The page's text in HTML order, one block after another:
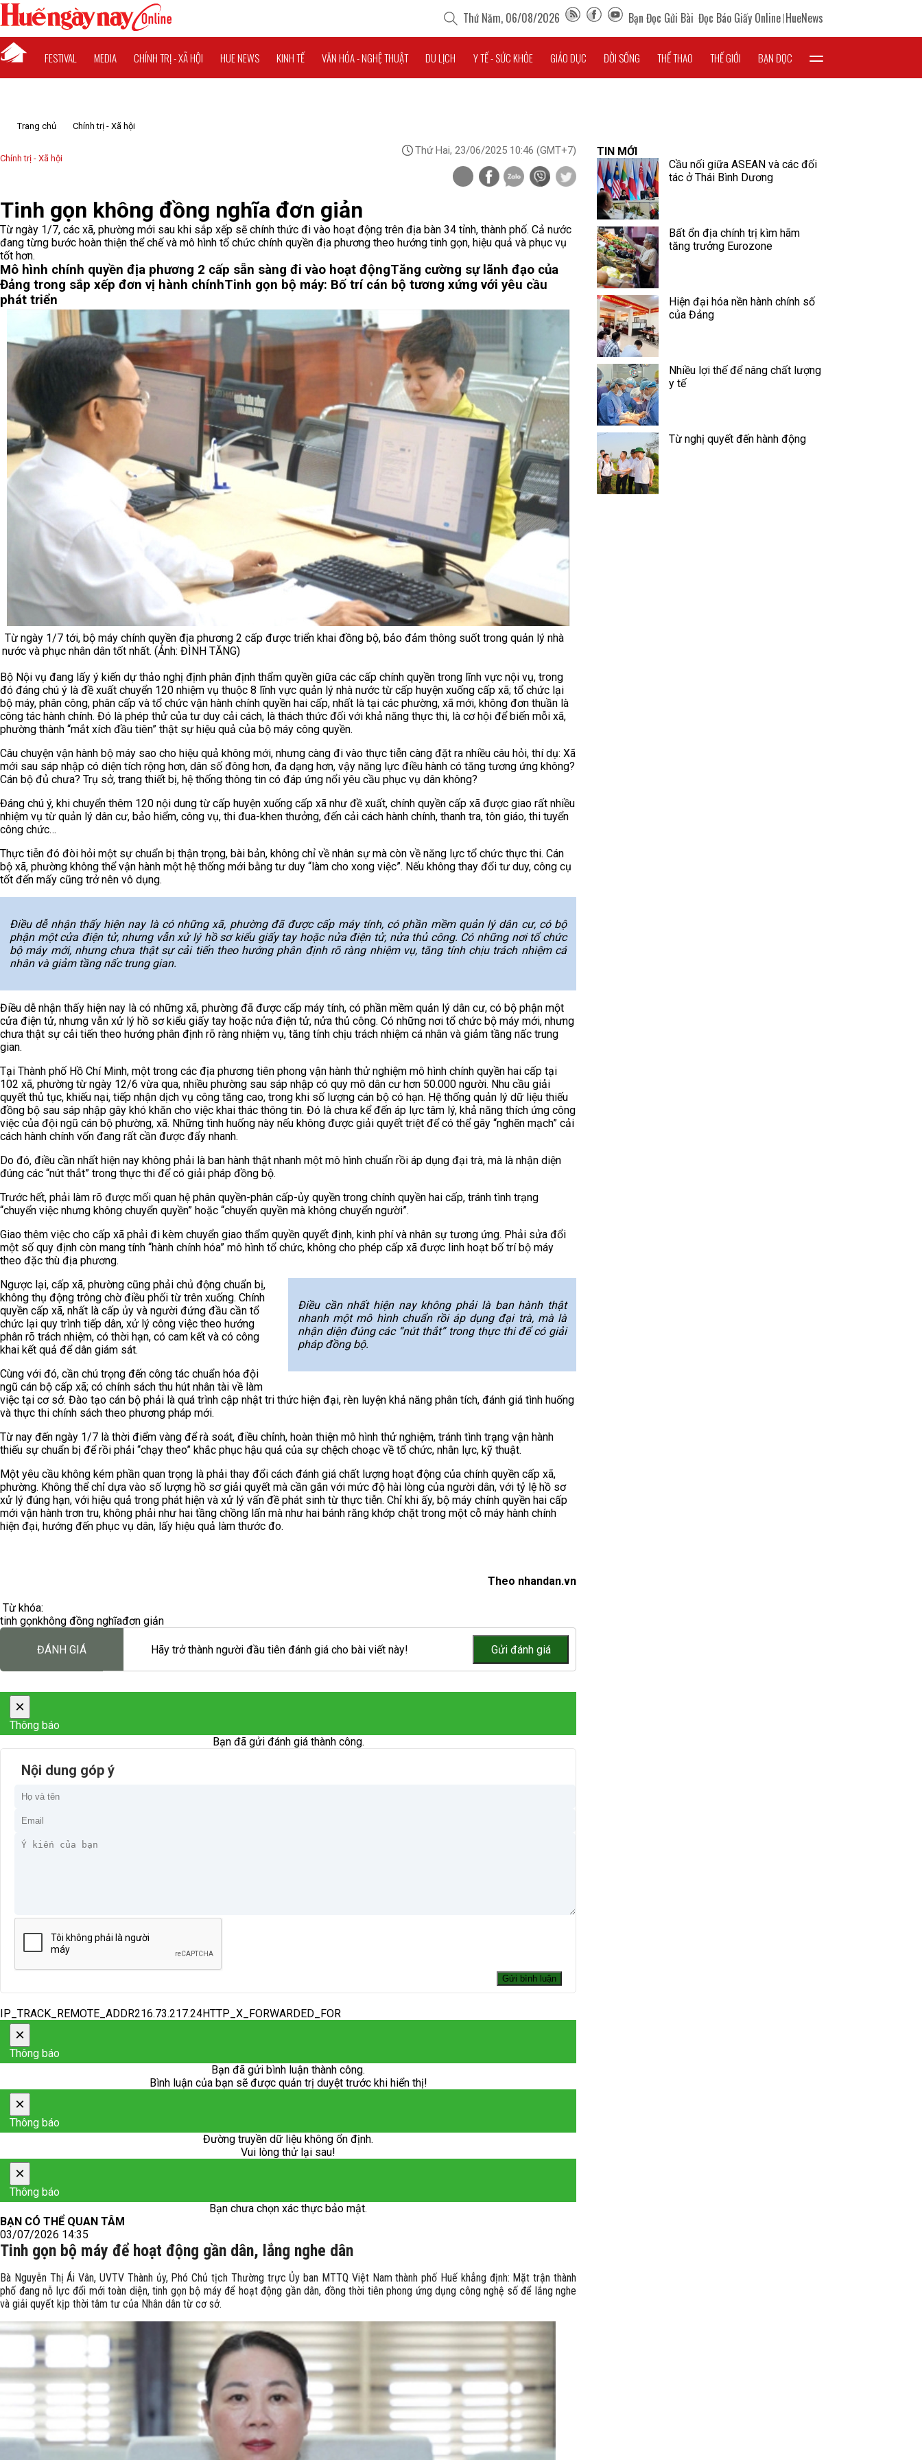
Thứ Năm, 06/08/2026 Bạn Đọc Gửi Bài Đọc Báo Giấy Online HueNews
FESTIVAL MEDIA CHÍNH TRỊ - XÃ HỘI HUE NEWS KINH TẾ VĂN HÓA - NGHỆ THUẬT DU LỊCH Y TẾ - SỨC KHỎE GIÁO DỤC ĐỜI SỐNG THỂ THAO THẾ GIỚI BẠN ĐỌC
Trang chủ Chính trị - Xã hội
Chính trị - Xã hội
Thứ Hai, 23/06/2025 10:46 (GMT+7)
Tinh gọn không đồng nghĩa đơn giản
Từ ngày 1/7, các xã, phường mới sau khi sắp xếp sẽ chính thức đi vào hoạt động trên địa bàn 34 tỉnh, thành phố. Cả nước
đang từng bước hoàn thiện thể chế và mô hình tổ chức chính quyền địa phương theo hướng tinh gọn, hiệu quả và phục vụ
tốt hơn.
Mô hình chính quyền địa phương 2 cấp sẵn sàng đi vào hoạt độngTăng cường sự lãnh đạo của
Đảng trong sắp xếp đơn vị hành chínhTinh gọn bộ máy: Bố trí cán bộ tương xứng với yêu cầu
phát triển
Từ ngày 1/7 tới, bộ máy chính quyền địa phương 2 cấp được triển khai đồng bộ, bảo đảm thông suốt trong quản lý nhà
nước và phục nhân dân tốt nhất. (Ảnh: ĐÌNH TĂNG)
Bộ Nội vụ đang lấy ý kiến dự thảo nghị định phân định thẩm quyền giữa các cấp chính quyền trong lĩnh vực nội vụ, trong
đó đáng chú ý là đề xuất chuyển 120 nhiệm vụ thuộc 8 lĩnh vực quản lý nhà nước từ cấp huyện xuống cấp xã; tổ chức lại
bộ máy, phân công, phân cấp và tổ chức vận hành chính quyền hai cấp, nhất là tại các phường, xã mới, không đơn thuần là
công tác hành chính. Đó là phép thử của tư duy cải cách, là thách thức đối với khả năng thực thi, là cơ hội để biến mỗi xã,
phường thành “mắt xích đầu tiên” thật sự hiệu quả của bộ máy công quyền.
Câu chuyện vận hành bộ máy sao cho hiệu quả không mới, nhưng càng đi vào thực tiễn càng đặt ra nhiều câu hỏi, thí dụ: Xã
mới sau sáp nhập có diện tích rộng hơn, dân số đông hơn, đa dạng hơn, vậy năng lực điều hành có tăng tương ứng không?
Cán bộ đủ chưa? Trụ sở, trang thiết bị, hệ thống thông tin có đáp ứng nổi yêu cầu phục vụ dân không?
Đáng chú ý, khi chuyển thêm 120 nội dung từ cấp huyện xuống cấp xã như đề xuất, chính quyền cấp xã được giao rất nhiều
nhiệm vụ từ quản lý dân cư, bảo hiểm, công vụ, thi đua-khen thưởng, đến cải cách hành chính, thanh tra, tôn giáo, thi tuyển
công chức…
Thực tiễn đó đòi hỏi một sự chuẩn bị thận trọng, bài bản, không chỉ về nhân sự mà còn về năng lực tổ chức thực thi. Cán
bộ xã, phường không thể vận hành một hệ thống mới bằng tư duy “làm cho xong việc”. Nếu không thay đổi tư duy, công cụ
tốt đến mấy cũng trở nên vô dụng.
Điều dễ nhận thấy hiện nay là có những xã, phường đã được cấp máy tính, có phần mềm quản lý dân cư, có bộ
phận một cửa điện tử, nhưng vẫn xử lý hồ sơ kiểu giấy tay hoặc nửa điện tử, nửa thủ công. Có những nơi tổ chức
bộ máy mới, nhưng chưa thật sự cải tiến theo hướng phân định rõ ràng nhiệm vụ, tăng tính chịu trách nhiệm cá
nhân và giảm tầng nấc trung gian.
Điều dễ nhận thấy hiện nay là có những xã, phường đã được cấp máy tính, có phần mềm quản lý dân cư, có bộ phận một
cửa điện tử, nhưng vẫn xử lý hồ sơ kiểu giấy tay hoặc nửa điện tử, nửa thủ công. Có những nơi tổ chức bộ máy mới, nhưng
chưa thật sự cải tiến theo hướng phân định rõ ràng nhiệm vụ, tăng tính chịu trách nhiệm cá nhân và giảm tầng nấc trung
gian.
Tại Thành phố Hồ Chí Minh, một trong các địa phương tiên phong vận hành thử nghiệm mô hình chính quyền hai cấp tại
102 xã, phường từ ngày 12/6 vừa qua, nhiều phường sau sáp nhập có quy mô dân cư hơn 50.000 người. Nhu cầu giải
quyết thủ tục, khiếu nại, tiếp nhận dịch vụ công tăng cao, trong khi số lượng cán bộ có hạn. Hệ thống quản lý dữ liệu thiếu
đồng bộ sau sáp nhập gây khó khăn cho việc khai thác thông tin. Đó là chưa kể đến áp lực tâm lý, khả năng thích ứng công
việc của đội ngũ cán bộ phường, xã. Những tình huống này nếu không được giải quyết triệt để có thể gây “nghẽn mạch” cải
cách hành chính vốn đang rất cần được đẩy nhanh.
Do đó, điều cần nhất hiện nay không phải là ban hành thật nhanh một mô hình chuẩn rồi áp dụng đại trà, mà là nhận diện
đúng các “nút thắt” trong thực thi để có giải pháp đồng bộ.
Trước hết, phải làm rõ được mối quan hệ phân quyền-phân cấp-ủy quyền trong chính quyền hai cấp, tránh tình trạng
“chuyển việc nhưng không chuyển quyền” hoặc “chuyển quyền mà không chuyển người”.
Giao thêm việc cho cấp xã phải đi kèm chuyển giao thẩm quyền quyết định, kinh phí và nhân sự tương ứng. Phải sửa đổi
một số quy định còn mang tính “hành chính hóa” mô hình tổ chức, không cho phép cấp xã được linh hoạt bố trí bộ máy
theo đặc thù địa phương.
Điều cần nhất hiện nay không phải là ban hành thật
nhanh một mô hình chuẩn rồi áp dụng đại trà, mà là
nhận diện đúng các “nút thắt” trong thực thi để có giải
pháp đồng bộ.
Ngược lại, cấp xã, phường cũng phải chủ động chuẩn bị,
không thụ động trông chờ điều phối từ trên xuống. Chính
quyền cấp xã, nhất là cấp ủy và người đứng đầu cần tổ
chức lại quy trình tiếp dân, xử lý công việc theo hướng
phân rõ trách nhiệm, có thời hạn, có cam kết và có công
khai kết quả để dân giám sát.
Cùng với đó, cần chú trọng đến công tác chuẩn hóa đội
ngũ cán bộ cấp xã; có chính sách thu hút nhân tài về làm
việc tại cơ sở. Đào tạo cán bộ phải là quá trình cập nhật tri thức hiện đại, rèn luyện khả năng phân tích, đánh giá tình huống
và thực thi chính sách theo phương pháp mới.
Từ nay đến ngày 1/7 là thời điểm vàng để rà soát, điều chỉnh, hoàn thiện mô hình thử nghiệm, tránh tình trạng vận hành
thiếu sự chuẩn bị để rồi phải “chạy theo” khắc phục hậu quả của sự chệch choạc về tổ chức, nhân lực, kỹ thuật.
Một yêu cầu không kém phần quan trọng là phải thay đổi cách đánh giá chất lượng hoạt động của chính quyền cấp xã,
phường. Không thể chỉ dựa vào số lượng hồ sơ giải quyết mà cần gắn với mức độ hài lòng của người dân, với tỷ lệ hồ sơ
xử lý đúng hạn, với hiệu quả trong phát hiện và xử lý vấn đề phát sinh từ thực tiễn. Chỉ khi ấy, bộ máy chính quyền hai cấp
mới vận hành trơn tru, không phải như hai tầng chồng lấn mà như hai bánh răng khớp chặt trong một cỗ máy hành chính
hiện đại, hướng đến phục vụ dân, lấy hiệu quả làm thước đo.
Theo nhandan.vn
Từ khóa:
tinh gọnkhông đồng nghĩađơn giản
ĐÁNH GIÁ Hãy trở thành người đầu tiên đánh giá cho bài viết này!
×
Thông báo
Bạn đã gửi đánh giá thành công.
Nội dung góp ý
IP_TRACK_REMOTE_ADDR216.73.217.24HTTP_X_FORWARDED_FOR
×
Thông báo
Bạn đã gửi bình luận thành công.
Bình luận của bạn sẽ được quản trị duyệt trước khi hiển thị!
×
Thông báo
Đường truyền dữ liệu không ổn định.
Vui lòng thử lại sau!
×
Thông báo
Bạn chưa chọn xác thực bảo mật.
BẠN CÓ THỂ QUAN TÂM
03/07/2026 14:35
Tinh gọn bộ máy để hoạt động gần dân, lắng nghe dân
Bà Nguyễn Thị Ái Vân, UVTV Thành ủy, Phó Chủ tịch Thường trực Ủy ban MTTQ Việt Nam thành phố Huế khẳng định: Mặt trận thành
phố đang nỗ lực đổi mới toàn diện, tinh gọn bộ máy để hoạt động gần dân, đồng thời tiên phong ứng dụng công nghệ số để lắng nghe
và giải quyết kịp thời tâm tư của Nhân dân từ cơ sở.
TIN MỚI
Cầu nối giữa ASEAN và các đối
tác ở Thái Bình Dương
Bất ổn địa chính trị kìm hãm
tăng trưởng Eurozone
Hiện đại hóa nền hành chính số
của Đảng
Nhiều lợi thế để nâng chất lượng
y tế
Từ nghị quyết đến hành động